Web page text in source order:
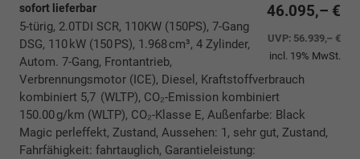
46.095,– €
UVP: 56.939,– €
incl. 19% MwSt.
sofort lieferbar
5-türig, 2.0TDI SCR, 110KW (150PS), 7-Gang
DSG, 110 kW (150 PS), 1.968 cm³, 4 Zylinder,
Autom. 7-Gang, Frontantrieb,
Verbrennungsmotor (ICE), Diesel, Kraftstoffverbrauch
kombiniert 5,7 (WLTP), CO₂-Emission kombiniert
150.00 g/km (WLTP), CO₂-Klasse E, Außenfarbe: Black
Magic perleffekt, Zustand, Aussehen: 1, sehr gut, Zustand,
Fahrfähigkeit: fahrtauglich, Garantieleistung: